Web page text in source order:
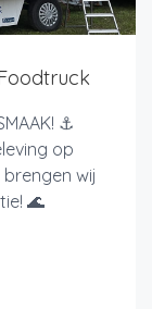
⚓
op
wij
🌊